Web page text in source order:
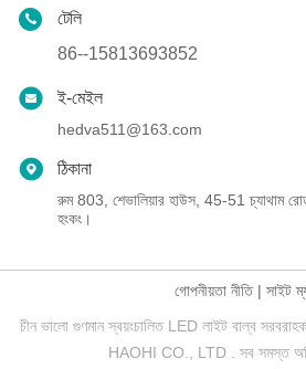
টেলি
86--15813693852
ই-মেইল
hedva511@163.com
ঠিকানা
রুম 803, শেভালিয়ার হাউস, 45-51 চ্যাথাম
হংকং।
গোপনীয়তা নীতি| সাইট
চীন ভালো গুণমান স্বয়ংচালিত LED লাইট বাল্ব
HAOHI CO., LTD . সব সমস্ত